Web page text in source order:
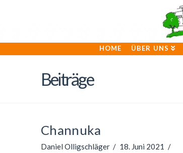
HOME ÜBER UNS
Beiträge
Channuka
Daniel Olligschläger 18. Juni 2021